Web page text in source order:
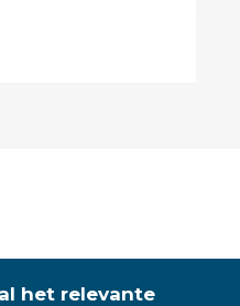
het relevante